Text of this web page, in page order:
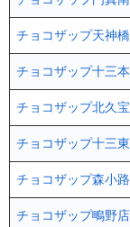
チョコザップ天神
チョコザップ十三
チョコザップ北久
チョコザップ十三
チョコザップ森小
チョコザップ鴫野店